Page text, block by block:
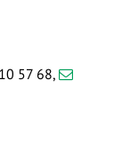
57 68,